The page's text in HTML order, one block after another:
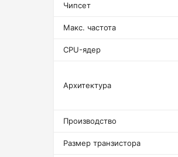
Чипсет
Макс. частота
CPU-ядер
Архитектура
Производство
Размер транзистора